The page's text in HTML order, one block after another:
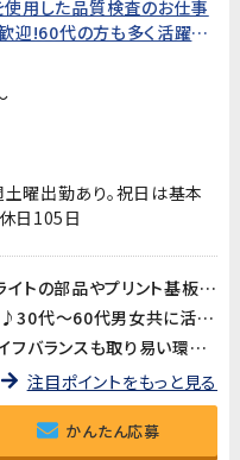
使用した品質検査のお仕事
迎!60代の方も多く活躍
曜出勤あり。祝日は基本
日105日
《職業紹介》就業先は、自動車用ライトの部品やプリント基板用端子などを製造している企業です。長期的に安定した就業が見込めます!
作業場は空調完備で快適な環境♪30代～60代男女共に活躍中!
残業はほぼありません。ワークライフバランスも取り易い環境です。
注目ポイントをもっと見る
かんたん応募